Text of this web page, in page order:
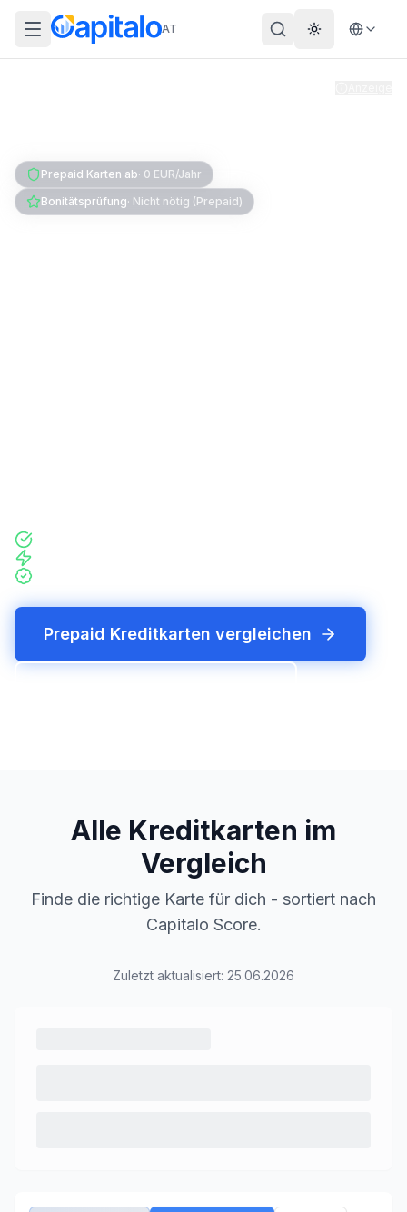
AT Theme
Prepaid Karten ab· 0 EUR/Jahr
Bonitätsprüfung· Nicht nötig (Prepaid)
Prepaid Kreditkarten vergleichen
Alle Kreditkarten im
Vergleich
Finde die richtige Karte für dich - sortiert nach
Capitalo Score.
Zuletzt aktualisiert: 25.06.2026